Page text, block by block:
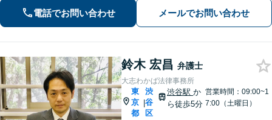
に真剣に向き合います【休日・夜間相
談可／完全個室】【企業法務も対応】
電話でお問い合わせ メールでお問い合わせ
鈴木 宏昌 弁護士
大志わかば法律事務所
東
京
都
|
渋
谷
区
渋谷駅 か
ら徒歩5分
営業時間：09:00~1
7:00（土曜日）